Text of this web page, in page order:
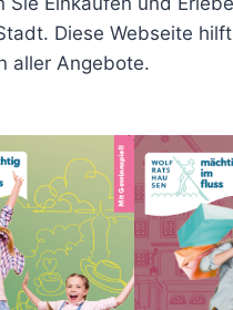
Diese Webseite
aller Angebote.